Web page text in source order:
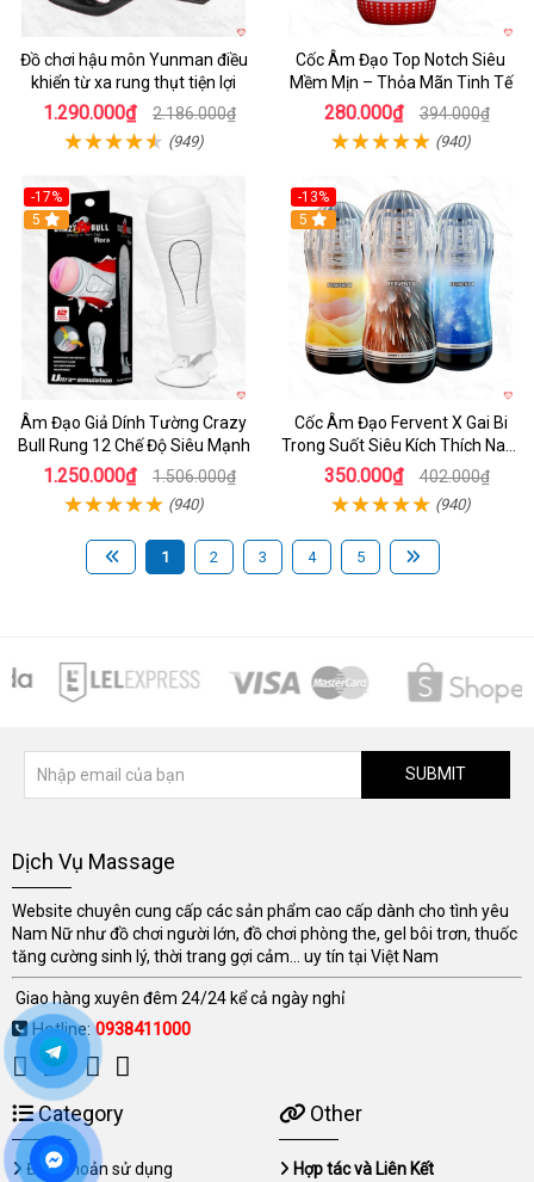
Đồ chơi hậu môn Yunman điều
khiển từ xa rung thụt tiện lợi
1.290.000₫ 2.186.000₫
(949)
Cốc Âm Đạo Top Notch Siêu
Mềm Mịn – Thỏa Mãn Tinh Tế
280.000₫ 394.000₫
(940)
-17%
5
Âm Đạo Giả Dính Tường Crazy
Bull Rung 12 Chế Độ Siêu Mạnh
1.250.000₫ 1.506.000₫
(940)
-13%
Hot
5
Cốc Âm Đạo Fervent X Gai Bi
Trong Suốt Siêu Kích Thích Nam
Giới
350.000₫ 402.000₫
(940)
1 2 3 4 5
SUBMIT
Dịch Vụ Massage
Website chuyên cung cấp các sản phẩm cao cấp dành cho tình yêu
Nam Nữ như đồ chơi người lớn, đồ chơi phòng the, gel bôi trơn, thuốc
tăng cường sinh lý, thời trang gợi cảm... uy tín tại Việt Nam
Giao hàng xuyên đêm 24/24 kể cả ngày nghỉ
Hotline:0938411000
Category
Điều khoản sử dụng
Other
Hợp tác và Liên Kết